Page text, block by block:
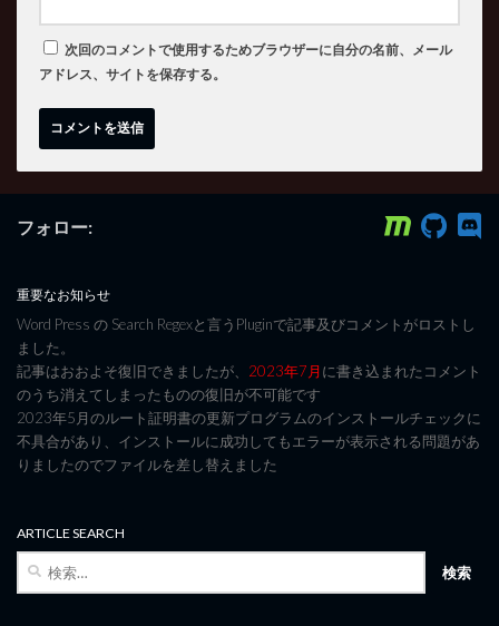
次回のコメントで使用するためブラウザーに自分の名前、メール
アドレス、サイトを保存する。
フォロー:
重要なお知らせ
Word Press の Search Regexと言うPluginで記事及びコメントがロストし
ました。
記事はおおよそ復旧できましたが、 2023年7月に書き込まれたコメント
のうち消えてしまったものの復旧が不可能です
2023年5月のルート証明書の更新プログラムのインストールチェックに
不具合があり、インストールに成功してもエラーが表示される問題があ
りましたのでファイルを差し替えました
ARTICLE SEARCH
検